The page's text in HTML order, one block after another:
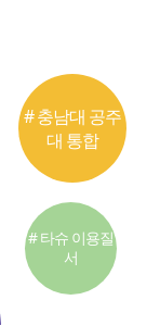
# 충남대 공주
대 통합
# 타슈 이용질
서